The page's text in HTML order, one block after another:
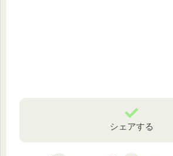
シェアする